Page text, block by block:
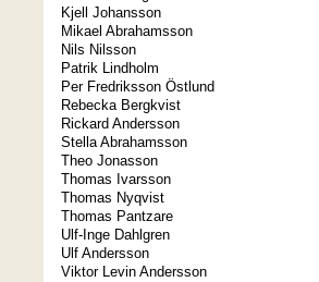
Kjell Johansson
Mikael Abrahamsson
Nils Nilsson
Patrik Lindholm
Per Fredriksson Östlund
Rebecka Bergkvist
Rickard Andersson
Stella Abrahamsson
Theo Jonasson
Thomas Ivarsson
Thomas Nyqvist
Thomas Pantzare
Ulf-Inge Dahlgren
Ulf Andersson
Viktor Levin Andersson